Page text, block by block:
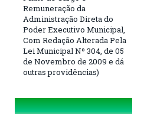
Remuneração da
Administração Direta do
Poder Executivo Municipal,
Com Redação Alterada Pela
Lei Municipal Nº 304, de 05
de Novembro de 2009 e dá
outras providências)